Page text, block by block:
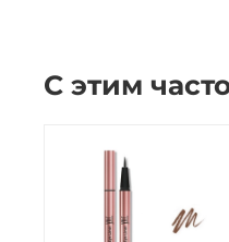
С этим